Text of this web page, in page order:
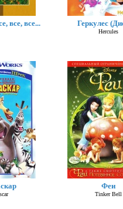
все, все... Геркулес
Hercules
Феи
Tinker Bell